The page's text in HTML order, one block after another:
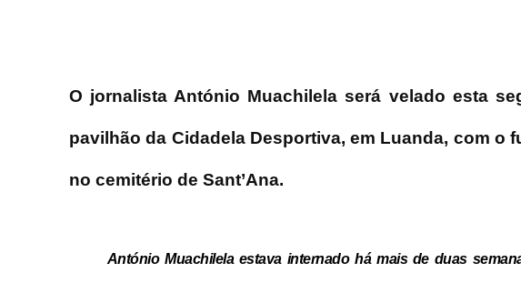
O jornalista António Muachilela será velado esta
pavilhão da Cidadela Desportiva, em Luanda, com o
no cemitério de Sant’Ana.
António Muachilela estava internado há mais de duas